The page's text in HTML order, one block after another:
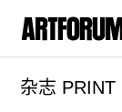
artguide
杂志 PRINT